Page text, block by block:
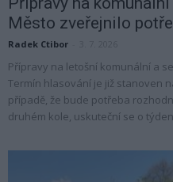
Město zveřejnilo
Radek Ctibor
Přípravy na letošní komunální a
Termín hlasování je již stanoven
případě, že bude potřeba
druhém kole, uskuteční se o